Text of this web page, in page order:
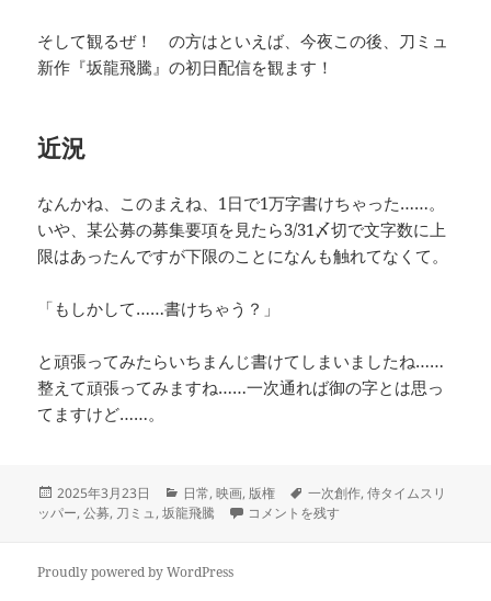
そして観るぜ！ の方はといえば、今夜この後、刀ミュ
新作『坂龍飛騰』の初日配信を観ます！
近況
なんかね、このまえね、1日で1万字書けちゃった……。
いや、某公募の募集要項を見たら3/31〆切で文字数に上
限はあったんですが下限のことになんも触れてなくて。
「もしかして……書けちゃう？」
と頑張ってみたらいちまんじ書けてしまいましたね……
整えて頑張ってみますね……一次通れば御の字とは思っ
てますけど……。
投
稿
2025年3月23日
カ
テ
ー
日常,映画, 版権
タ
グ
一次創作,侍タイムスリ
ッパー,公募, 刀ミュ,坂龍飛騰 観たぜ、観るぜ に
コメントを残す
Proudly powered by WordPress